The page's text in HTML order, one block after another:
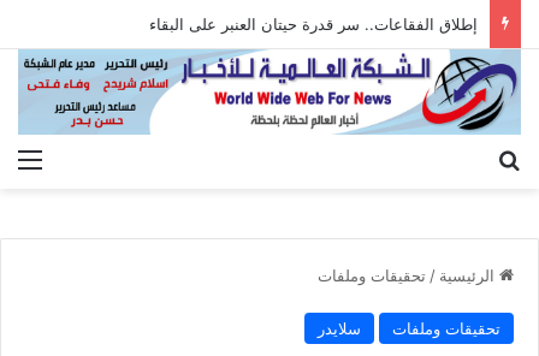
إطلاق الفقاعات.. سر قدرة حيتان العنبر على البقاء
الرئيسية /تحقيقات وملفات
تحقيقات وملفات سلايدر